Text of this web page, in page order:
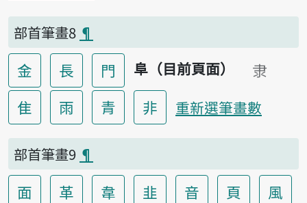
部首筆畫8 ¶
金 長 門 阜（目前頁面）
隶
隹
雨 青 非 重新選筆畫數
部首筆畫9 ¶
面 革 韋 韭 音 頁
風